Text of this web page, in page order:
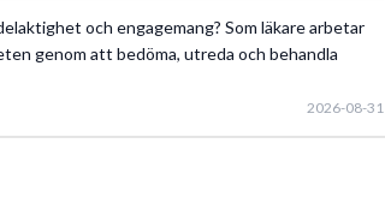
och engagemang? Som läkare arbetar
genom att bedöma, utreda och behandla
2026-08-31